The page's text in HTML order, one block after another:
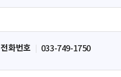
전화번호 033-749-1750